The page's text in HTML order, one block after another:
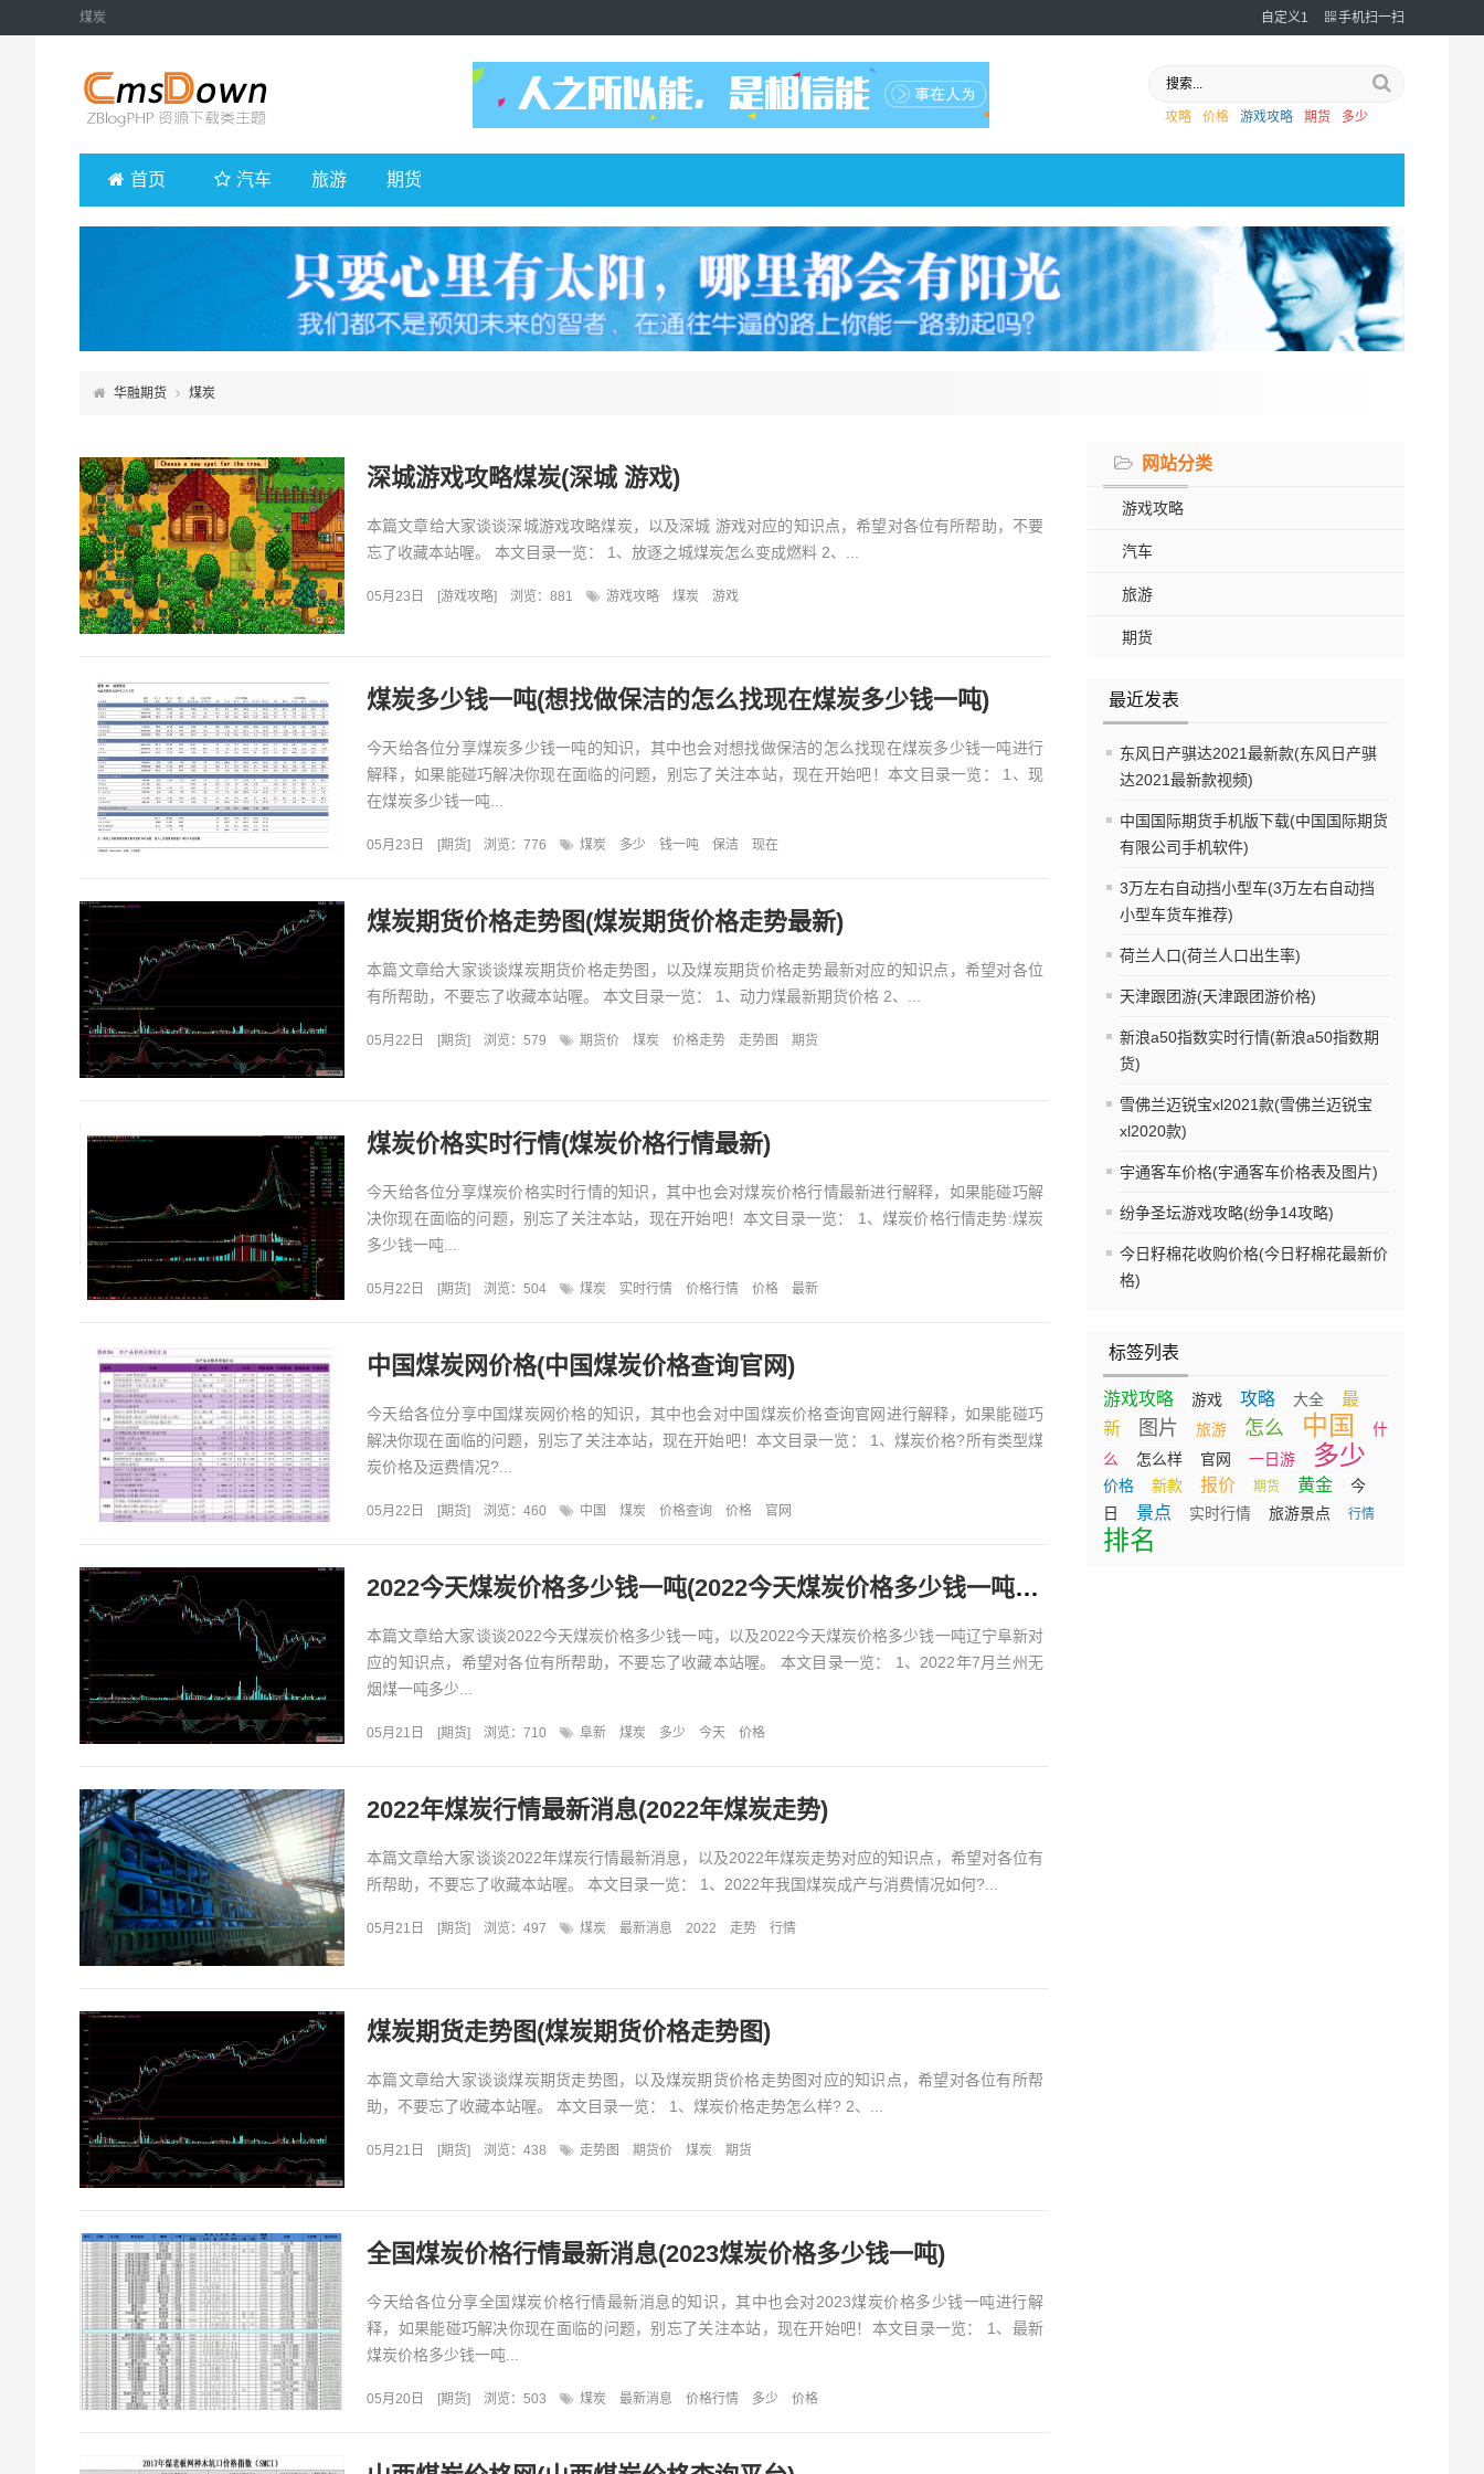
煤炭 自定义1 手机扫一扫
攻略 价格 游戏攻略 期货 多少
首页 汽车 旅游 期货
华融期货 煤炭
网站分类
游戏攻略
汽车
旅游
期货
最近发表
东风日产骐达2021最新款(东风日产骐
达2021最新款视频)
中国国际期货手机版下载(中国国际期货
有限公司手机软件)
3万左右自动挡小型车(3万左右自动挡
小型车货车推荐)
荷兰人口(荷兰人口出生率)
天津跟团游(天津跟团游价格)
新浪a50指数实时行情(新浪a50指数期
货)
雪佛兰迈锐宝xl2021款(雪佛兰迈锐宝
xl2020款)
宇通客车价格(宇通客车价格表及图片)
纷争圣坛游戏攻略(纷争14攻略)
今日籽棉花收购价格(今日籽棉花最新价
格)
标签列表
游戏攻略 游戏 攻略 大全
最
新
图片 旅游 怎么 中国
什
么
怎么样 官网 一日游 多少
价格 新款 报价 期货 黄金
今
日
景点 实时行情 旅游景点 行情
排名
深城游戏攻略煤炭(深城 游戏)
本篇文章给大家谈谈深城游戏攻略煤炭，以及深城 游戏对应的知识点，希望对各位有所帮助，不要
忘了收藏本站喔。 本文目录一览： 1、放逐之城煤炭怎么变成燃料 2、...
05月23日 [游戏攻略] 浏览：881 游戏攻略 煤炭 游戏
煤炭多少钱一吨(想找做保洁的怎么找现在煤炭多少钱一吨)
今天给各位分享煤炭多少钱一吨的知识，其中也会对想找做保洁的怎么找现在煤炭多少钱一吨进行
解释，如果能碰巧解决你现在面临的问题，别忘了关注本站，现在开始吧！本文目录一览： 1、现
在煤炭多少钱一吨...
05月23日 [期货] 浏览：776 煤炭 多少 钱一吨 保洁 现在
煤炭期货价格走势图(煤炭期货价格走势最新)
本篇文章给大家谈谈煤炭期货价格走势图，以及煤炭期货价格走势最新对应的知识点，希望对各位
有所帮助，不要忘了收藏本站喔。 本文目录一览： 1、动力煤最新期货价格 2、...
05月22日 [期货] 浏览：579 期货价 煤炭 价格走势 走势图 期货
煤炭价格实时行情(煤炭价格行情最新)
今天给各位分享煤炭价格实时行情的知识，其中也会对煤炭价格行情最新进行解释，如果能碰巧解
决你现在面临的问题，别忘了关注本站，现在开始吧！本文目录一览： 1、煤炭价格行情走势:煤炭
多少钱一吨...
05月22日 [期货] 浏览：504 煤炭 实时行情 价格行情 价格 最新
中国煤炭网价格(中国煤炭价格查询官网)
今天给各位分享中国煤炭网价格的知识，其中也会对中国煤炭价格查询官网进行解释，如果能碰巧
解决你现在面临的问题，别忘了关注本站，现在开始吧！本文目录一览： 1、煤炭价格?所有类型煤
炭价格及运费情况?...
05月22日 [期货] 浏览：460 中国 煤炭 价格查询 价格 官网
2022今天煤炭价格多少钱一吨(2022今天煤炭价格多少钱一吨辽宁阜新)
本篇文章给大家谈谈2022今天煤炭价格多少钱一吨，以及2022今天煤炭价格多少钱一吨辽宁阜新对
应的知识点，希望对各位有所帮助，不要忘了收藏本站喔。 本文目录一览： 1、2022年7月兰州无
烟煤一吨多少...
05月21日 [期货] 浏览：710 阜新 煤炭 多少 今天 价格
2022年煤炭行情最新消息(2022年煤炭走势)
本篇文章给大家谈谈2022年煤炭行情最新消息，以及2022年煤炭走势对应的知识点，希望对各位有
所帮助，不要忘了收藏本站喔。 本文目录一览： 1、2022年我国煤炭成产与消费情况如何?...
05月21日 [期货] 浏览：497 煤炭 最新消息 2022 走势 行情
煤炭期货走势图(煤炭期货价格走势图)
本篇文章给大家谈谈煤炭期货走势图，以及煤炭期货价格走势图对应的知识点，希望对各位有所帮
助，不要忘了收藏本站喔。 本文目录一览： 1、煤炭价格走势怎么样? 2、...
05月21日 [期货] 浏览：438 走势图 期货价 煤炭 期货
全国煤炭价格行情最新消息(2023煤炭价格多少钱一吨)
今天给各位分享全国煤炭价格行情最新消息的知识，其中也会对2023煤炭价格多少钱一吨进行解
释，如果能碰巧解决你现在面临的问题，别忘了关注本站，现在开始吧！本文目录一览： 1、最新
煤炭价格多少钱一吨...
05月20日 [期货] 浏览：503 煤炭 最新消息 价格行情 多少 价格